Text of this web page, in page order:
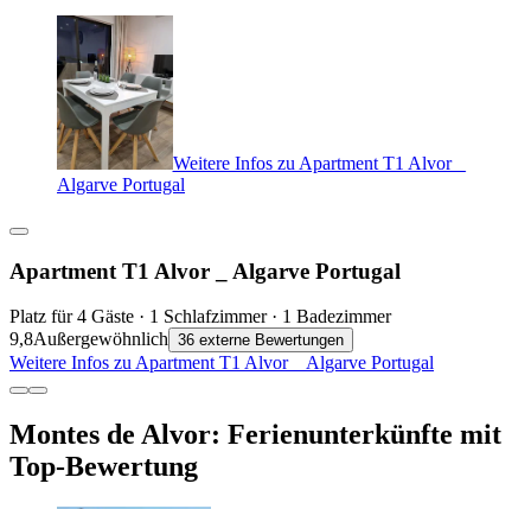
Weitere Infos zu Apartment T1 Alvor _
Algarve Portugal
Apartment T1 Alvor _ Algarve Portugal
Platz für 4 Gäste · 1 Schlafzimmer · 1 Badezimmer
9,8Außergewöhnlich 36 externe Bewertungen
Weitere Infos zu Apartment T1 Alvor _ Algarve Portugal
Montes de Alvor: Ferienunterkünfte mit
Top-Bewertung